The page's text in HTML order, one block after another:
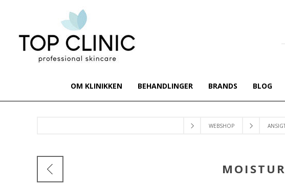
OM KLINIKKEN BEHANDLINGER BRANDS BLOG
WEBSHOP